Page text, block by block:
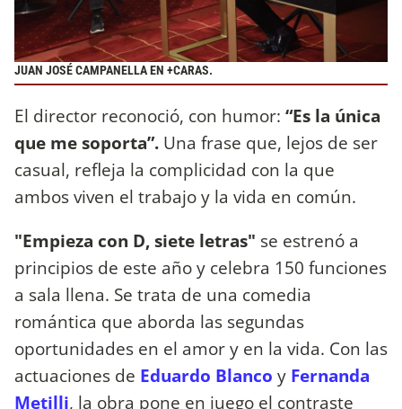
JUAN JOSÉ CAMPANELLA EN +CARAS.
El director reconoció, con humor: “Es la única
que me soporta”. Una frase que, lejos de ser
casual, refleja la complicidad con la que
ambos viven el trabajo y la vida en común.
"Empieza con D, siete letras" se estrenó a
principios de este año y celebra 150 funciones
a sala llena. Se trata de una comedia
romántica que aborda las segundas
oportunidades en el amor y en la vida. Con las
actuaciones de Eduardo Blanco y Fernanda
Metilli, la obra pone en juego el contraste